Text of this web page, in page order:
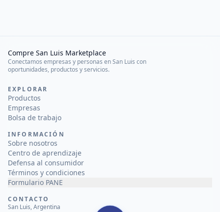
Compre San Luis Marketplace
Conectamos empresas y personas en San Luis con
oportunidades, productos y servicios.
EXPLORAR
Productos
Empresas
Bolsa de trabajo
INFORMACIÓN
Sobre nosotros
Centro de aprendizaje
Defensa al consumidor
Términos y condiciones
Formulario PANE
CONTACTO
San Luis, Argentina